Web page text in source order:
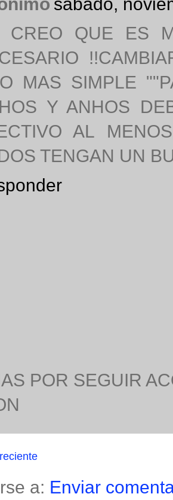
CREO QUE ES
MAS SIMPLE
Y ANHOS
AL
TENGAN UN
POR SEGUIR
a: Enviar